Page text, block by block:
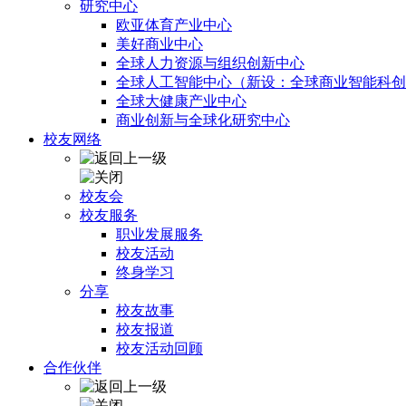
研究中心
欧亚体育产业中心
美好商业中心
全球人力资源与组织创新中心
全球人工智能中心（新设：全球商业智能科创
全球大健康产业中心
商业创新与全球化研究中心
校友网络
校友会
校友服务
职业发展服务
校友活动
终身学习
分享
校友故事
校友报道
校友活动回顾
合作伙伴